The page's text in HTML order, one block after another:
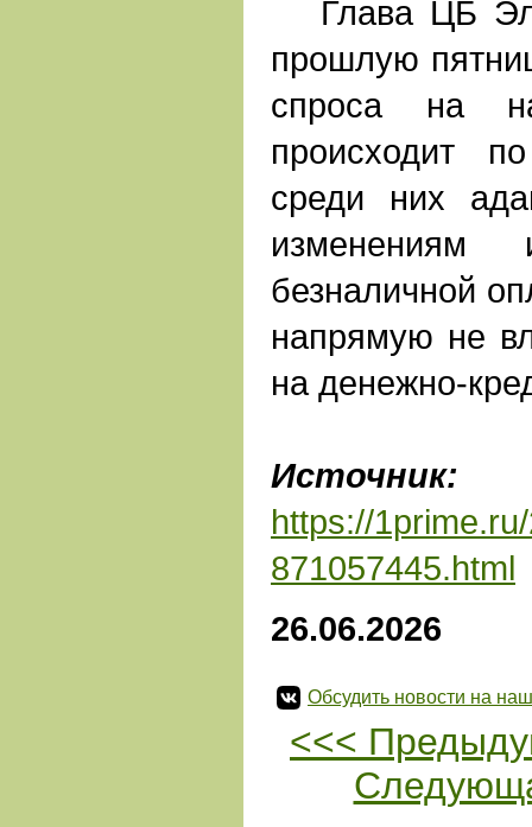
Глава ЦБ
прошлую
спроса на
происходит
среди них
безналичной
напрямую не
на денежно-
Источник:
https://
871057445.html
26.06.2026
Обсудить новости на
<<<